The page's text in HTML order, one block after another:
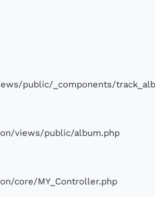
public/_components/
views/public/album.php
core/MY_Controller.php